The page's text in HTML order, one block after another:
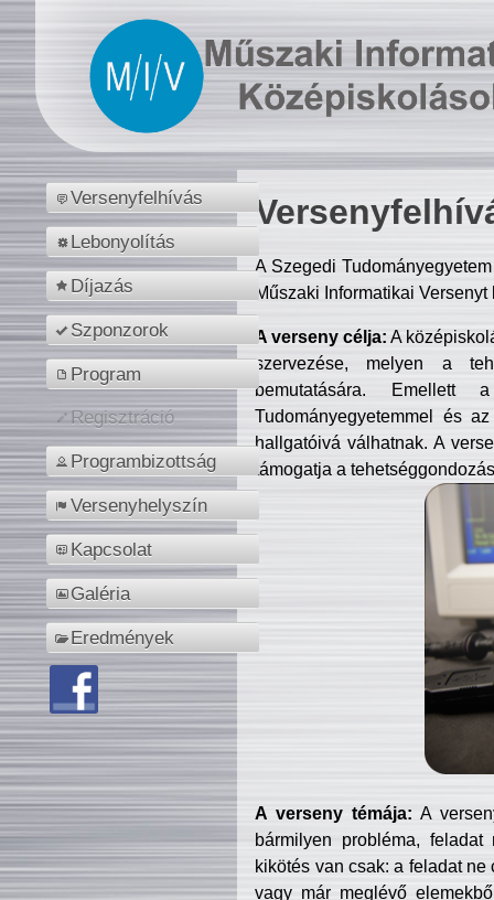
Versenyfelhívás
Lebonyolítás
Díjazás
Szponzorok
Program
Regisztráció
Programbizottság
Versenyhelyszín
Kapcsolat
Galéria
Eredmények
A Szegedi
Műszaki Informatikai
A verseny célja: A
szervezése, melyen a
bemutatására. Emellett
Tudományegyetemmel és
hallgatóivá válhatnak. A
támogatja a
A verseny témája: A
bármilyen probléma, feladat
kikötés van csak: a feladat
vagy már meglévő